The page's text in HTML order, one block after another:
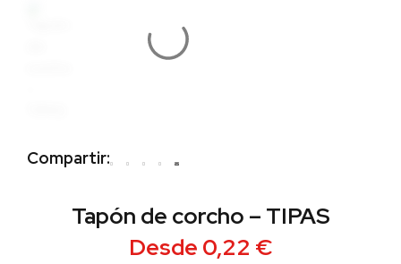
Tapón de corcho – TIPAS
Desde 0,22 €
Compartir: